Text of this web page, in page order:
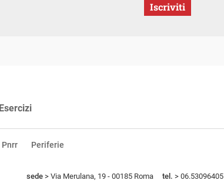
Iscriviti
Esercizi
Pnrr Periferie
sede > Via Merulana, 19 - 00185 Roma tel. > 06.53096405